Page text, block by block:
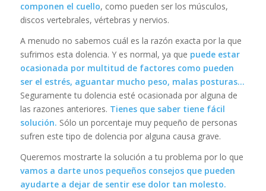
componen el cuello, como pueden ser los músculos,
discos vertebrales, vértebras y nervios.
A menudo no sabemos cuál es la razón exacta por la que
sufrimos esta dolencia. Y es normal, ya que puede estar
ocasionada por multitud de factores como pueden
ser el estrés, aguantar mucho peso, malas posturas…
Seguramente tu dolencia esté ocasionada por alguna de
las razones anteriores. Tienes que saber tiene fácil
solución. Sólo un porcentaje muy pequeño de personas
sufren este tipo de dolencia por alguna causa grave.
Queremos mostrarte la solución a tu problema por lo que
vamos a darte unos pequeños consejos que pueden
ayudarte a dejar de sentir ese dolor tan molesto.